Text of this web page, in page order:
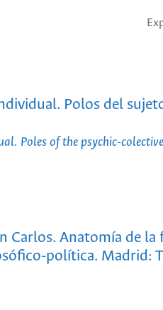
Polos del
Poles of the psychic-
Carlos. Anatomía de la
política. Madrid: